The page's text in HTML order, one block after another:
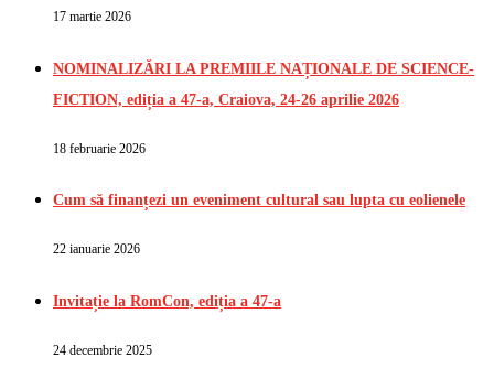
17 martie 2026
NOMINALIZĂRI LA PREMIILE NAȚIONALE DE SCIENCE-
FICTION, ediția a 47-a, Craiova, 24-26 aprilie 2026
18 februarie 2026
Cum să finanțezi un eveniment cultural sau lupta cu eolienele
22 ianuarie 2026
Invitație la RomCon, ediția a 47-a
24 decembrie 2025